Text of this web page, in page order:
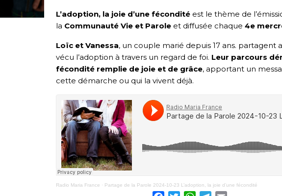
L’adoption, la joie d’une fécondité est le thème de
la Communauté Vie et Parole et diffusée chaque 4e
Loïc et Vanessa, un couple marié depuis 17 ans.
vécu l’adoption à travers un regard de foi. Leur parcours
fécondité remplie de joie et de grâce, apportant un
cette démarche ou qui la vivent déjà.
Radio Maria France · Partage de la Parole 2024-10-23 L’adoption, la joie d’une fécondité